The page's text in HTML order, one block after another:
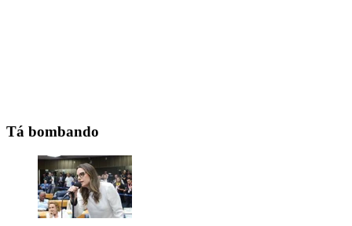
Tá bombando